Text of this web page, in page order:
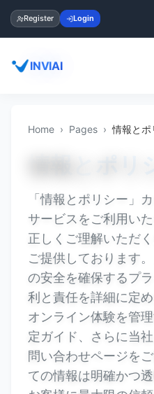
Register Login
INVIAI
Home Pages 情報とポ
情報とポリ
「情報とポリシー」
サービスをご利用い
正しくご理解いただ
ご提供しております
の安全を確保するプ
利と責任を詳細に定
オンライン体験を管
定ガイド、さらに当
問い合わせページを
ての情報は明確かつ